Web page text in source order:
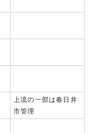
上流の一部は春日井
市管理